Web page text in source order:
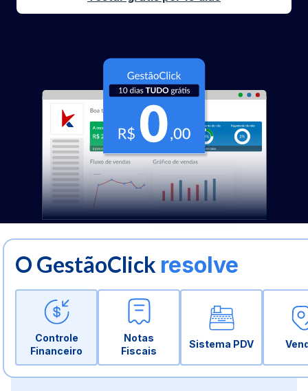
O GestãoClick resolve
Controle
Financeiro
Notas
Fiscais
Sistema PDV